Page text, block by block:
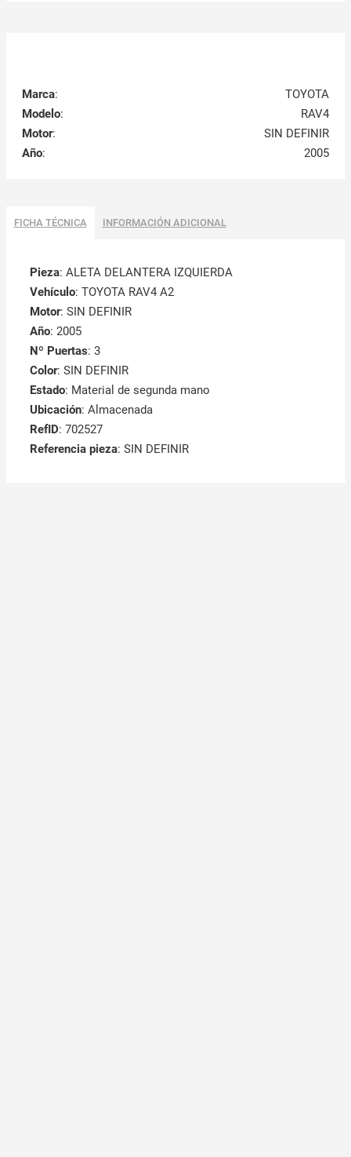
Marca:
TOYOTA
Modelo:
RAV4
Motor:
SIN DEFINIR
Año: 2005
FICHA TÉCNICA INFORMACIÓN ADICIONAL
Pieza: ALETA DELANTERA IZQUIERDA
Vehículo: TOYOTA RAV4 A2
Motor: SIN DEFINIR
Año: 2005
Nº Puertas: 3
Color: SIN DEFINIR
Estado: Material de segunda mano
Ubicación: Almacenada
RefID: 702527
Referencia pieza: SIN DEFINIR